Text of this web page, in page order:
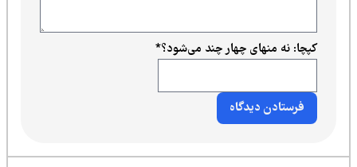
کپچا: نه منهای چهار چند می‌شود؟*